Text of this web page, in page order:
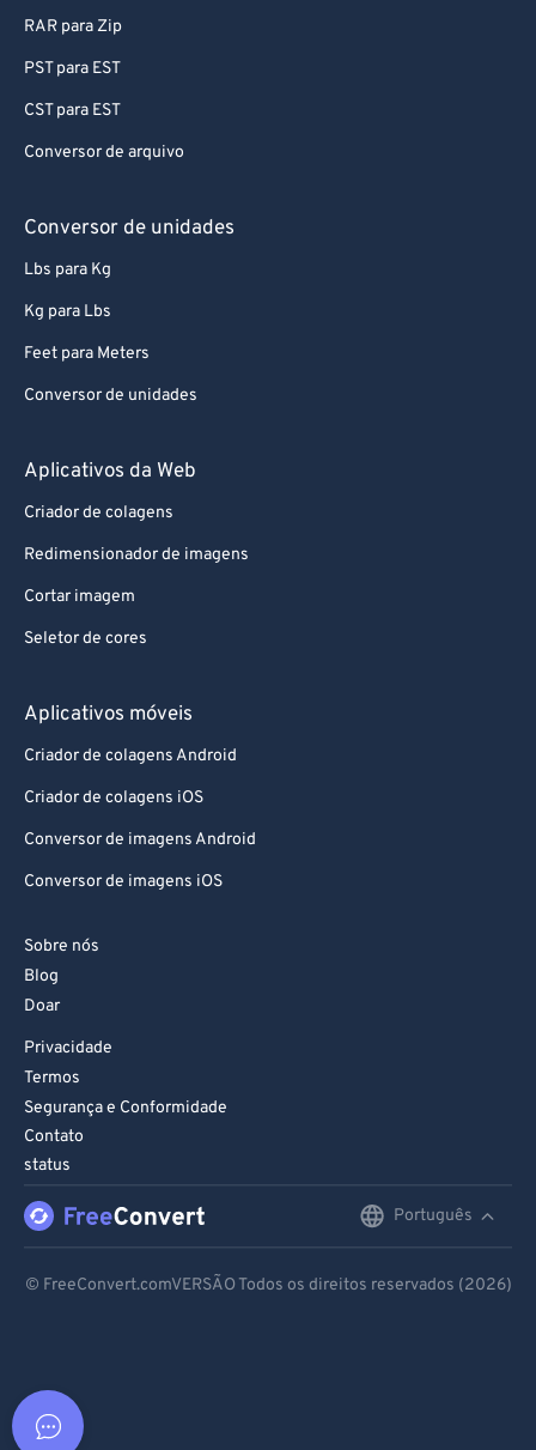
RAR para Zip
PST para EST
CST para EST
Conversor de arquivo
Conversor de unidades
Lbs para Kg
Kg para Lbs
Feet para Meters
Conversor de unidades
Aplicativos da Web
Criador de colagens
Redimensionador de imagens
Cortar imagem
Seletor de cores
Aplicativos móveis
Criador de colagens Android
Criador de colagens iOS
Conversor de imagens Android
Conversor de imagens iOS
Sobre nós
Blog
Doar
Privacidade
Termos
Segurança e Conformidade
Contato
status
Português
© FreeConvert.comVERSÃO Todos os direitos reservados (2026)